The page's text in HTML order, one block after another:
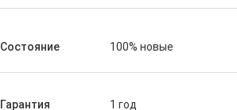
Состояние 100% новые
Гарантия 1 год